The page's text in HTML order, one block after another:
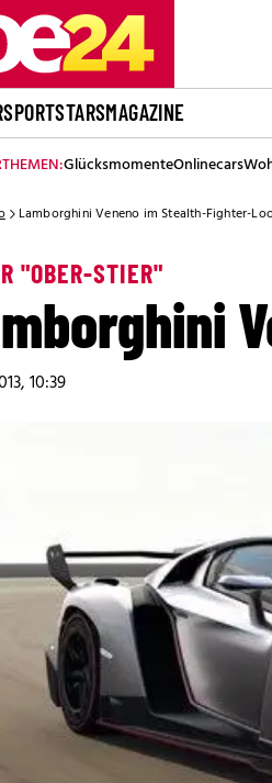
SPORTSTARSMAGAZINE
GlücksmomenteOnlinecars
Lamborghini Veneno im Stealth-Fighter-
"OBER-STIER"
10:39